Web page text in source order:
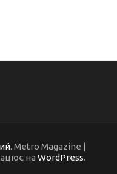
. Metro Magazine |
на WordPress.